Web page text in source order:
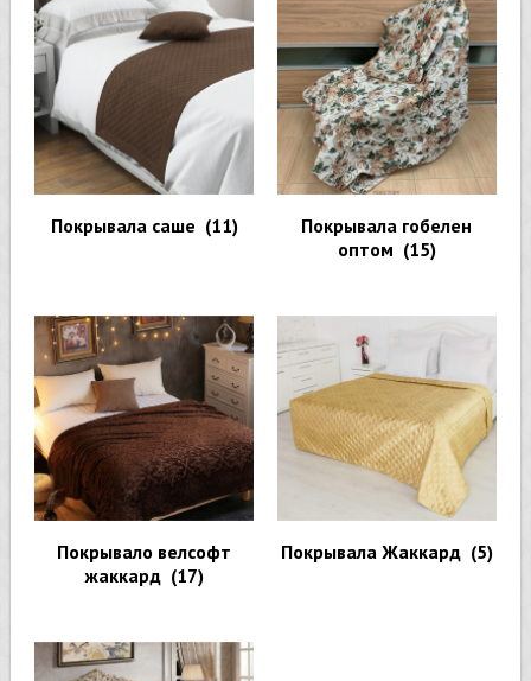
Покрывала саше (11)
Покрывала гобелен
оптом (15)
Покрывало велсофт
жаккард(17)
Покрывала Жаккард(5)